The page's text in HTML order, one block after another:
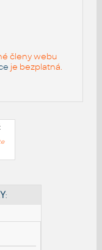
členy webu
je bezplatná.